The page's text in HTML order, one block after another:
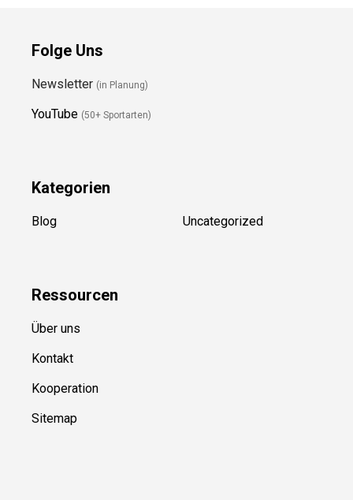
Folge Uns
Newsletter (in Planung)
YouTube (50+ Sportarten)
Kategorien
Blog Uncategorized
Ressourcen
Über uns
Kontakt
Kooperation
Sitemap